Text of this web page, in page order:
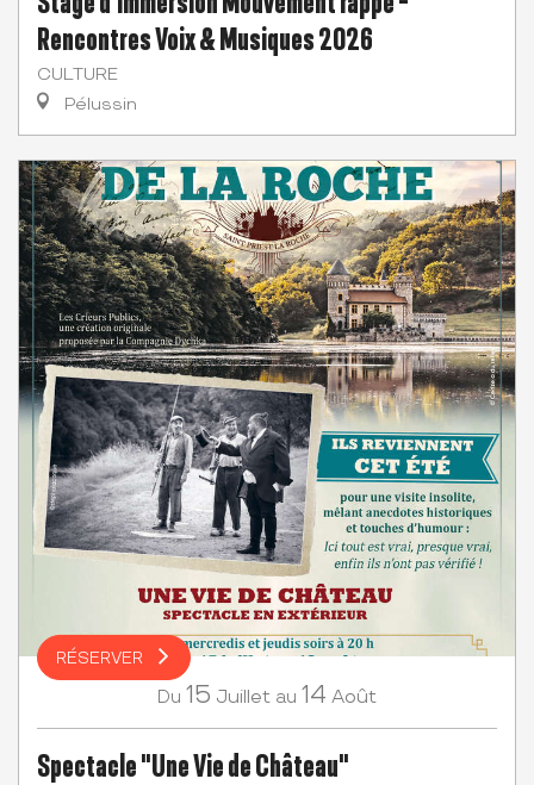
Rencontres Voix & Musiques 2026
CULTURE
Pélussin
RÉSERVER
Du 15 Juillet au 14 Août
Spectacle "Une Vie de Château"